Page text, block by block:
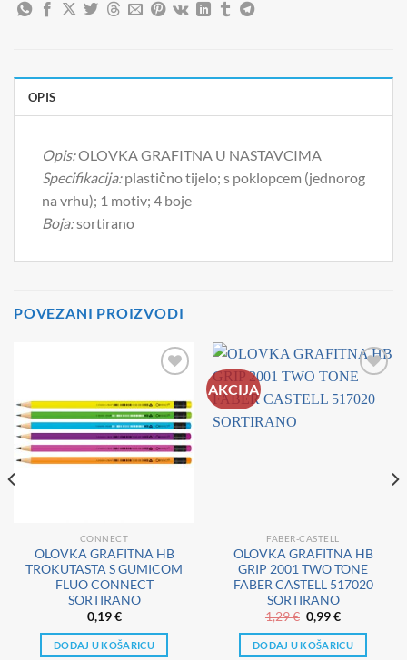
OPIS
Opis:OLOVKA GRAFITNA U NASTAVCIMA
Specifikacija:plastično tijelo; s poklopcem (jednorog
na vrhu); 1 motiv; 4 boje
Boja:sortirano
POVEZANI PROIZVODI
Dodaj
na
listu
želja
CONNECT
OLOVKA GRAFITNA HB
TROKUTASTA S GUMICOM
FLUO CONNECT
SORTIRANO
0,19€
DODAJ U KOŠARICU
AKCIJA
FABER-CASTELL
OLOVKA GRAFITNA HB
GRIP 2001 TWO TONE
FABER CASTELL 517020
SORTIRANO
1,29€ Izvorna
cijena
bila
je:
0,99€Trenutna
je:
0,99 €.
DODAJ U KOŠARICU